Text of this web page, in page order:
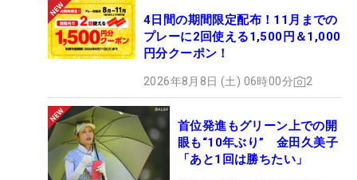
4日間の期間限定配布！11月までの
プレーに2回使える1,500円＆1,000
円分クーポン！
2026年8月8日 (土) 06時00分 2
首位発進もグリーン上での開
眼も“10年ぶり” 金田久美子
「あと1回は勝ちたい」